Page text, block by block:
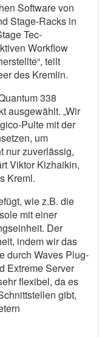
Software von
Stage-Racks in
Tec-
Workflow
teilt
des Kremlin.
338
ausgewählt. „Wir
Pulte mit der
um
nur zuverlässig,
Viktor Kizhaikin,
Kreml.
wie z.B. die
mit einer
Der
indem wir das
durch Waves Plug-
Extreme Server
flexibel, da es
gibt,